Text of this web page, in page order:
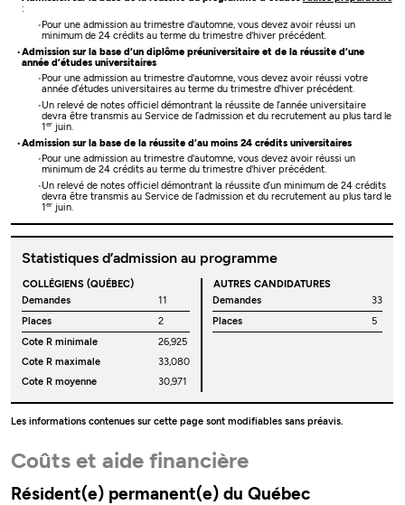
:
Pour une admission au trimestre d'automne, vous devez avoir réussi un
minimum de 24 crédits au terme du trimestre d'hiver précédent.
Admission sur la base d’un diplôme préuniversitaire et de la réussite d’une
année d’études universitaires
Pour une admission au trimestre d'automne, vous devez avoir réussi votre
année d’études universitaires au terme du trimestre d'hiver précédent.
Un relevé de notes officiel démontrant la réussite de l’année universitaire
devra être transmis au Service de l’admission et du recrutement au plus tard le
1er juin.
Admission sur la base de la réussite d’au moins 24 crédits universitaires
Pour une admission au trimestre d'automne, vous devez avoir réussi un
minimum de 24 crédits au terme du trimestre d'hiver précédent.
Un relevé de notes officiel démontrant la réussite d’un minimum de 24 crédits
devra être transmis au Service de l’admission et du recrutement au plus tard le
1er juin.
Statistiques d’admission au programme
COLLÉGIENS (QUÉBEC)
Demandes
11
Places
2
Cote R minimale
26,925
Cote R maximale
33,080
Cote R moyenne
30,971
AUTRES CANDIDATURES
Demandes
33
Places
5
Les informations contenues sur cette page sont modifiables sans préavis.
Coûts et aide financière
Résident(e) permanent(e) du Québec